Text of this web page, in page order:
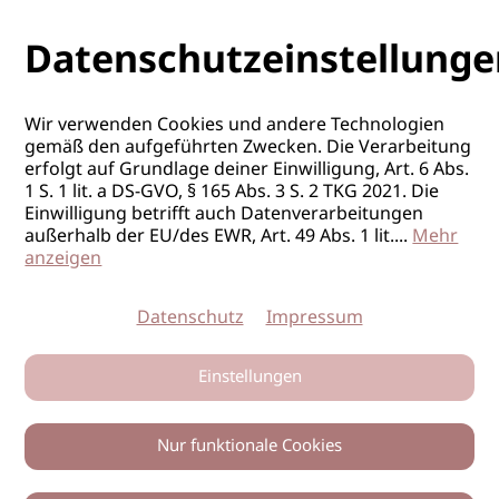
Wir verwenden Cookies und andere Technologien
gemäß den aufgeführten Zwecken. Die Verarbeitung
erfolgt auf Grundlage deiner Einwilligung, Art. 6 Abs.
1 S. 1 lit. a DS-GVO, § 165 Abs. 3 S. 2 TKG 2021. Die
Einwilligung betrifft auch Datenverarbeitungen
außerhalb der EU/des EWR, Art. 49 Abs. 1 lit....Mehr
anzeigen
Datenschutz Impressum
Einstellungen
Nur funktionale Cookies